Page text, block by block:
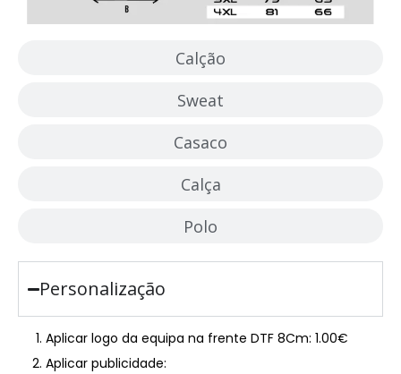
Calção
Sweat
Casaco
Calça
Polo
Personalização
Aplicar logo da equipa na frente DTF 8Cm: 1.00€
Aplicar publicidade: